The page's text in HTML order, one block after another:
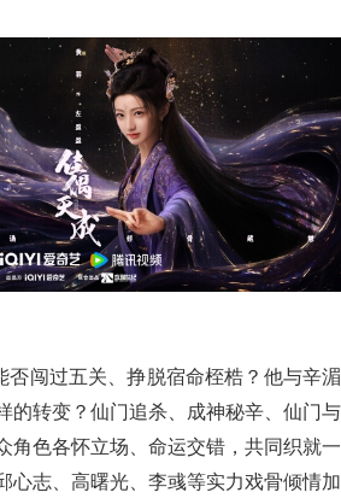
否闯过五关、挣脱宿命桎梏？他与辛湄
的转变？仙门追杀、成神秘辛、仙门与
角色各怀立场、命运交错，共同织就一
心志、高曙光、李彧等实力戏骨倾情加